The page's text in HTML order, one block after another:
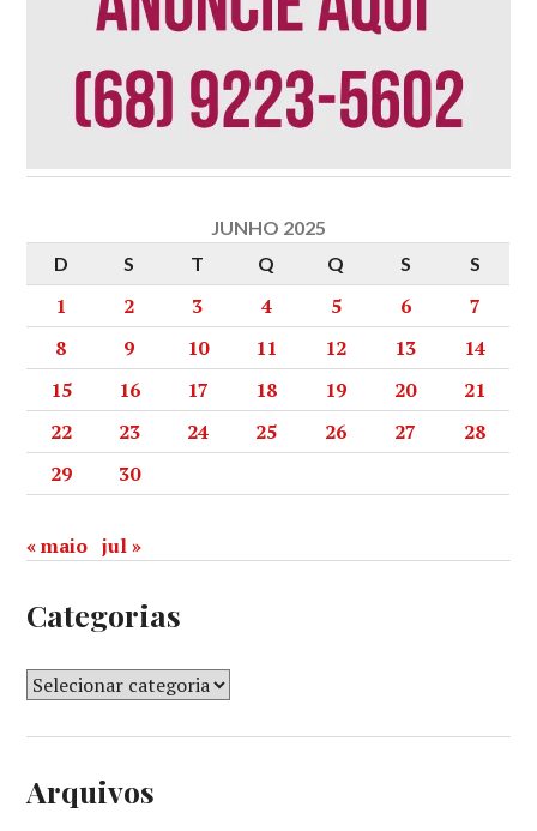
JUNHO 2025
D
S T Q Q S S
1 2 3 4 5 6
7
8
9 10 11 12 13
14
15
16 17 18 19 20
21
22
23 24 25 26 27
28
29
30
« maio jul »
Categorias
Arquivos